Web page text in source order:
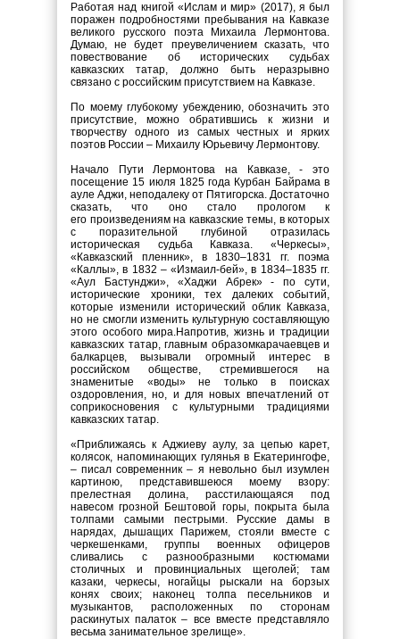
Работая над книгой «Ислам и мир» (2017), я был
поражен подробностями пребывания на Кавказе
великого русского поэта Михаила Лермонтова.
Думаю, не будет преувеличением сказать, что
повествование об исторических судьбах
кавказских татар, должно быть неразрывно
связано с российским присутствием на Кавказе.
По моему глубокому убеждению, обозначить это
присутствие, можно обратившись к жизни и
творчеству одного из самых честных и ярких
поэтов России – Михаилу Юрьевичу Лермонтову.
Начало Пути Лермонтова на Кавказе, - это
посещение 15 июля 1825 года Курбан Байрама в
ауле Аджи, неподалеку от Пятигорска. Достаточно
сказать, что оно стало прологом к
его произведениям на кавказские темы, в которых
с поразительной глубиной отразилась
историческая судьба Кавказа. «Черкесы»,
«Кавказский пленник», в 1830–1831 гг. поэма
«Каллы», в 1832 – «Измаил-бей», в 1834–1835 гг.
«Аул Бастунджи», «Хаджи Абрек» - по сути,
исторические хроники, тех далеких событий,
которые изменили исторический облик Кавказа,
но не смогли изменить культурную составляющую
этого особого мира.Напротив, жизнь и традиции
кавказских татар, главным образомкарачаевцев и
балкарцев, вызывали огромный интерес в
российском обществе, стремившегося на
знаменитые «воды» не только в поисках
оздоровления, но, и для новых впечатлений от
соприкосновения с культурными традициями
кавказских татар.
«Приближаясь к Аджиеву аулу, за цепью карет,
колясок, напоминающих гулянья в Екатерингофе,
– писал современник – я невольно был изумлен
картиною, представившеюся моему взору:
прелестная долина, расстилающаяся под
навесом грозной Бештовой горы, покрыта была
толпами самыми пестрыми. Русские дамы в
нарядах, дышащих Парижем, стояли вместе с
черкешенками, группы военных офицеров
сливались с разнообразными костюмами
столичных и провинциальных щеголей; там
казаки, черкесы, ногайцы рыскали на борзых
конях своих; наконец толпа песельников и
музыкантов, расположенных по сторонам
раскинутых палаток – все вместе представляло
весьма занимательное зрелище».